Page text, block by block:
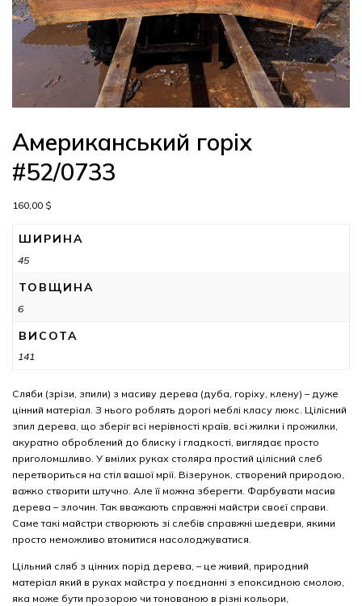
Американський горіх
#52/0733
160,00 $
ШИРИНА
45
ТОВЩИНА
6
ВИСОТА
141
Сляби (зрізи, зпили) з масиву дерева (дуба, горіху, клену) – дуже
цінний матеріал. З нього роблять дорогі меблі класу люкс. Цілісний
зпил дерева, що зберіг всі нерівності країв, всі жилки і прожилки,
акуратно оброблений до блиску і гладкості, виглядає просто
приголомшливо. У вмілих руках столяра простий цілісний слеб
перетвориться на стіл вашої мрії. Візерунок, створений природою,
важко створити штучно. Але її можна зберегти. Фарбувати масив
дерева – злочин. Так вважають справжні майстри своєї справи.
Саме такі майстри створюють зі слебів справжні шедеври, якими
просто неможливо втомитися насолоджуватися.
Цільний сляб з цінних порід дерева, – це живий, природний
матеріал який в руках майстра у поєднанні з епоксидною смолою,
яка може бути прозорою чи тонованою в різні кольори,